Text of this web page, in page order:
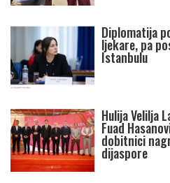
Diplomatija
ljekare, pa
Istanbulu
Hulija Velilja
Fuad
dobitnici
dijaspore